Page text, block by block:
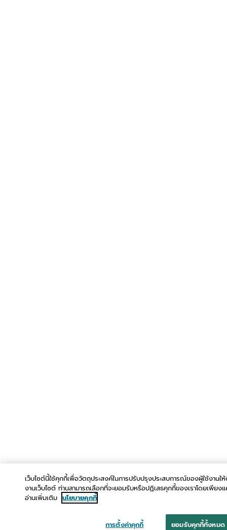
เว็บไซต์นี้ใช้คุกกี้เพื่อวัตถุประสงค์ในการปรับปรุงประสบการณ์ของผู้ใช้งานใ
งานเว็บไซต์ ท่านสามารถเลือกที่จะยอมรับหรือปฏิเสธคุกกี้ของเราโดยเพียง
อ่านเพิ่มเติม นโยบายคุกกี้
การตั้งค่าคุกกี้ ยอมรับคุกกี้ทั้งหมด